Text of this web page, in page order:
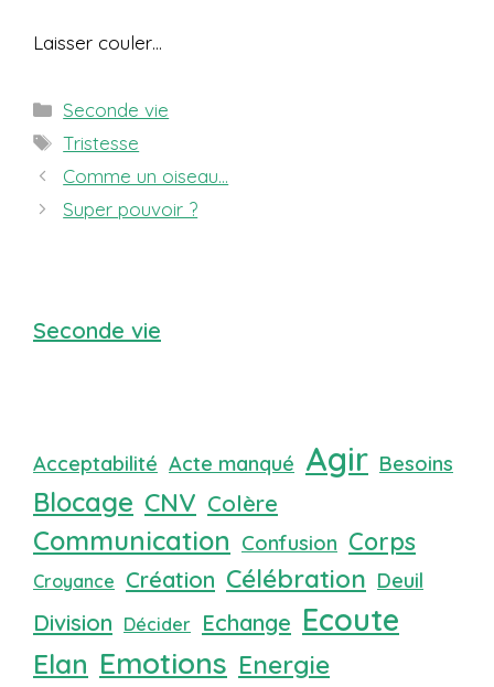
Laisser couler…
Catégories
Seconde vie
Étiquettes
Tristesse
Comme un oiseau…
Super pouvoir ?
Seconde vie
Acceptabilité Acte manqué Agir Besoins
Blocage CNV Colère
Communication Confusion Corps
Croyance Création Célébration Deuil
Division Décider Echange Ecoute
Elan Emotions Energie